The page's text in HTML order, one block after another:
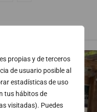
propias y de terceros
de usuario posible al
estadísticas de uso
tus hábitos de
visitadas). Puedes